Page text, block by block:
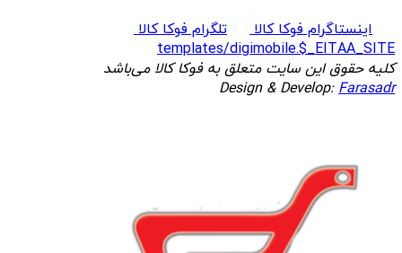
اینستاگرام فوکا کالا
تلگرام فوکا کالا
templates/digimobile.$_EITAA_SITE
کلیه حقوق این سایت متعلق به فوکا کالا می‌باشد
Design & Develop:Farasadr